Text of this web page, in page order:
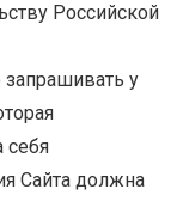
Российской
запрашивать у
себя
Сайта должна